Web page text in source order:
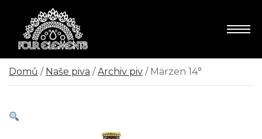
Domů / Naše piva /Archiv piv / Märzen 14°